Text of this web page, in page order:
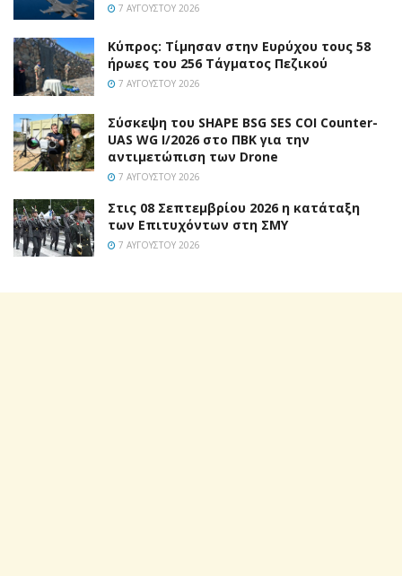
7 ΑΥΓΟΎΣΤΟΥ 2026
Κύπρος: Τίμησαν στην Ευρύχου τους 58
ήρωες του 256 Τάγματος Πεζικού
7 ΑΥΓΟΎΣΤΟΥ 2026
Σύσκεψη του SHAPE BSG SES COI Counter-
UAS WG I/2026 στο ΠΒΚ για την
αντιμετώπιση των Drone
7 ΑΥΓΟΎΣΤΟΥ 2026
Στις 08 Σεπτεμβρίου 2026 η κατάταξη
των Επιτυχόντων στη ΣΜΥ
7 ΑΥΓΟΎΣΤΟΥ 2026